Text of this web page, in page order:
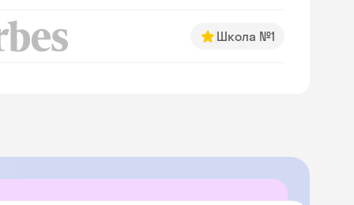
Школа №1